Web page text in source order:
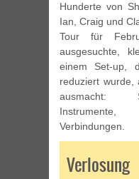
Hunderte von
Ian, Craig und
Tour für
ausgesuchte,
einem Set-up,
reduziert wurde,
ausmacht:
Instrumente,
Verbindungen.
Verlosung